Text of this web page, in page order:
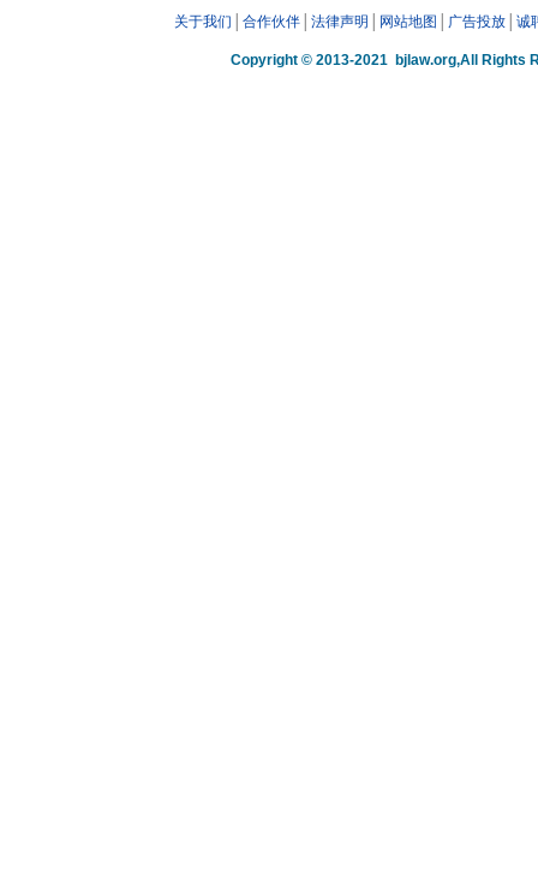
关于我们 合作伙伴 法律声明 网站地图 广告投放 诚
Copyright © 2013-2021 bjlaw.org,All Rights